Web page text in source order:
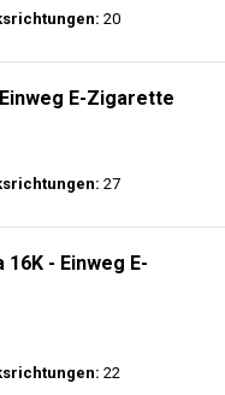
20
E-Zigarette
27
- Einweg E-
22